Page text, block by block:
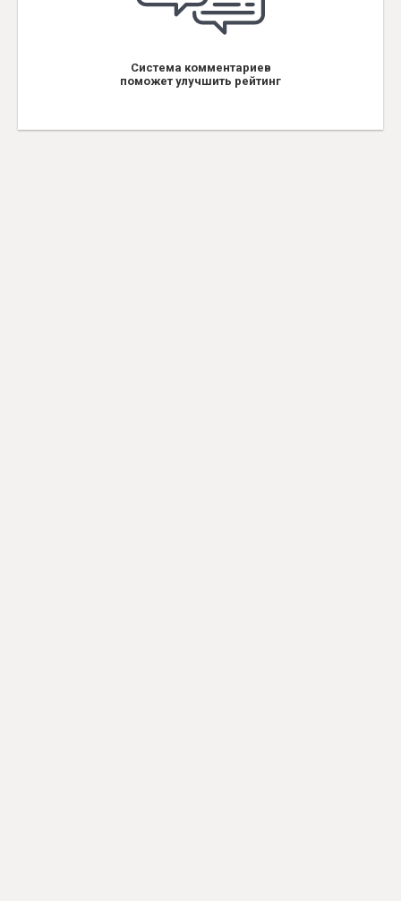
Система комментариев
поможет улучшить рейтинг